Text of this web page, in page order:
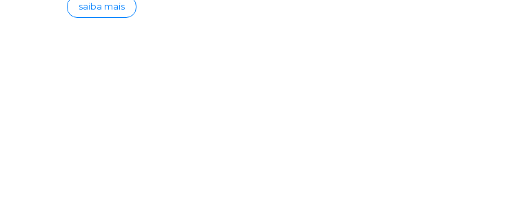
saiba mais